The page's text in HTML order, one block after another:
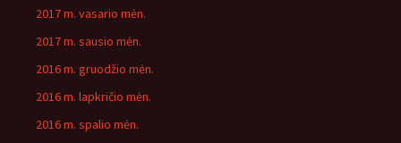
2017 m. vasario mėn.
2017 m. sausio mėn.
2016 m. gruodžio mėn.
2016 m. lapkričio mėn.
2016 m. spalio mėn.